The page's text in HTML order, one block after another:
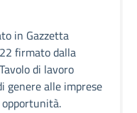
in Gazzetta
firmato dalla
di lavoro
genere alle imprese